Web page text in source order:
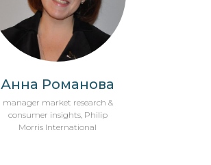
Анна Романова
manager market research &
consumer insights, Philip
Morris International